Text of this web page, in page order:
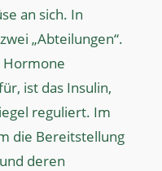
an sich. In
„Abteilungen“.
Hormone
ist das Insulin,
reguliert. Im
die Bereitstellung
deren